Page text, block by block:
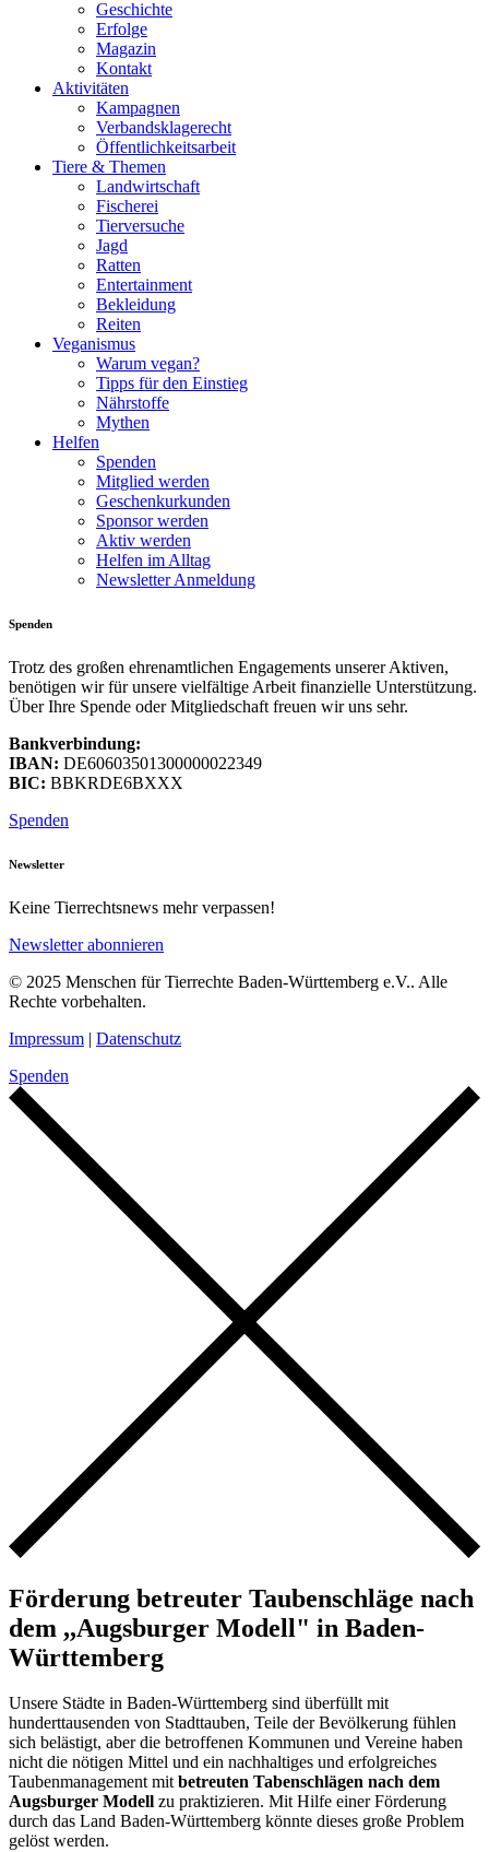
Geschichte
Erfolge
Magazin
Kontakt
Aktivitäten
Kampagnen
Verbandsklagerecht
Öffentlichkeitsarbeit
Tiere & Themen
Landwirtschaft
Fischerei
Tierversuche
Jagd
Ratten
Entertainment
Bekleidung
Reiten
Veganismus
Warum vegan?
Tipps für den Einstieg
Nährstoffe
Mythen
Helfen
Spenden
Mitglied werden
Geschenkurkunden
Sponsor werden
Aktiv werden
Helfen im Alltag
Newsletter Anmeldung
Spenden
Trotz des großen ehrenamtlichen Engagements unserer Aktiven,
benötigen wir für unsere vielfältige Arbeit finanzielle Unterstützung.
Über Ihre Spende oder Mitgliedschaft freuen wir uns sehr.
Bankverbindung:
IBAN: DE60603501300000022349
BIC: BBKRDE6BXXX
Spenden
Newsletter
Keine Tierrechtsnews mehr verpassen!
Newsletter abonnieren
© 2025 Menschen für Tierrechte Baden-Württemberg e.V.. Alle
Rechte vorbehalten.
Impressum | Datenschutz
Spenden
Förderung betreuter Taubenschläge nach
dem ,,Augsburger Modell" in Baden-
Württemberg
Unsere Städte in Baden-Württemberg sind überfüllt mit
hunderttausenden von Stadttauben, Teile der Bevölkerung fühlen
sich belästigt, aber die betroffenen Kommunen und Vereine haben
nicht die nötigen Mittel und ein nachhaltiges und erfolgreiches
Taubenmanagement mitbetreuten Tabenschlägen nach dem
Augsburger Modell zu praktizieren. Mit Hilfe einer Förderung
durch das Land Baden-Württemberg könnte dieses große Problem
gelöst werden.